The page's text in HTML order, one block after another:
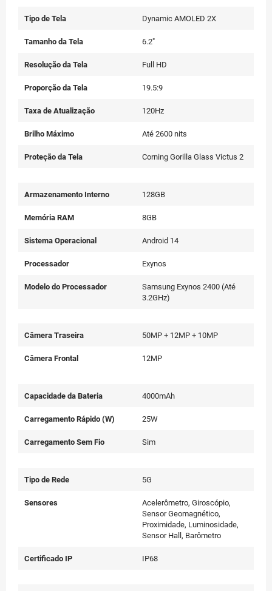
Tipo de Tela Dynamic AMOLED 2X
Tamanho da Tela 6.2"
Resolução da Tela Full HD
Proporção da Tela 19.5:9
Taxa de Atualização 120Hz
Brilho Máximo Até 2600 nits
Proteção da Tela Corning Gorilla Glass Victus 2
Armazenamento Interno 128GB
Memória RAM 8GB
Sistema Operacional Android 14
Processador Exynos
Modelo do Processador
Samsung Exynos 2400 (Até
3.2GHz)
Câmera Traseira 50MP + 12MP + 10MP
Câmera Frontal 12MP
Capacidade da Bateria 4000mAh
Carregamento Rápido (W) 25W
Carregamento Sem Fio Sim
Tipo de Rede 5G
Sensores
Acelerômetro, Giroscópio,
Sensor Geomagnético,
Proximidade, Luminosidade,
Sensor Hall, Barômetro
Certificado IP IP68